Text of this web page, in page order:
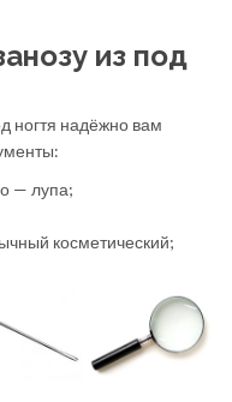
из под
ногтя надёжно вам
— лупа;
косметический;